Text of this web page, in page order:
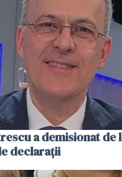
a demisionat de
declarații